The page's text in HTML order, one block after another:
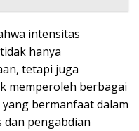
intensitas
hanya
tetapi juga
memperoleh berbagai
bermanfaat dalam
pengabdian